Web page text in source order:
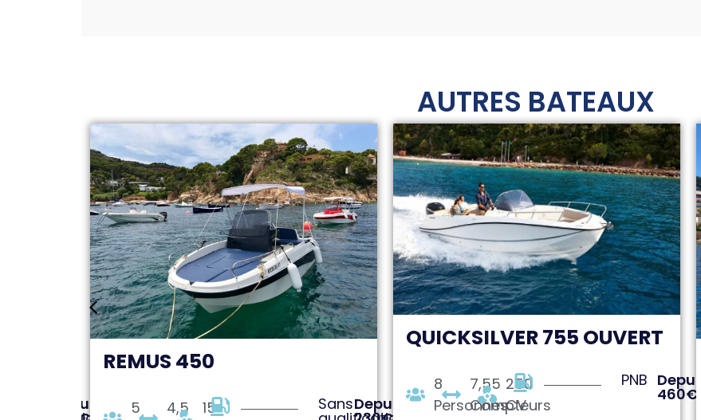
AUTRES BATEAUX
Depuis:
REMUS 450
5
4,5
15
SansDepuis:
QUICKSILVER 755 OUVERT
8
Personnes
7,55
Compteurs
250
CV
PNB Depuis:
460€